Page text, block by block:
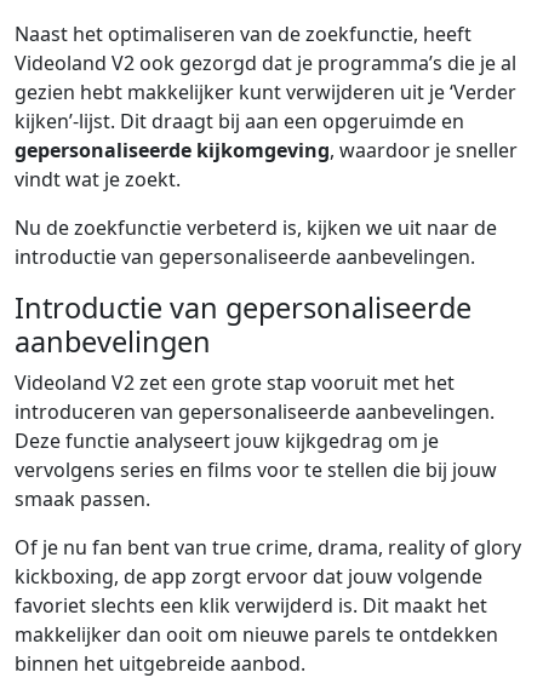
Naast het optimaliseren van de zoekfunctie, heeft
Videoland V2 ook gezorgd dat je programma’s die je al
gezien hebt makkelijker kunt verwijderen uit je ‘Verder
kijken’-lijst. Dit draagt bij aan een opgeruimde en
gepersonaliseerde kijkomgeving, waardoor je sneller
vindt wat je zoekt.
Nu de zoekfunctie verbeterd is, kijken we uit naar de
introductie van gepersonaliseerde aanbevelingen.
Introductie van gepersonaliseerde
aanbevelingen
Videoland V2 zet een grote stap vooruit met het
introduceren van gepersonaliseerde aanbevelingen.
Deze functie analyseert jouw kijkgedrag om je
vervolgens series en films voor te stellen die bij jouw
smaak passen.
Of je nu fan bent van true crime, drama, reality of glory
kickboxing, de app zorgt ervoor dat jouw volgende
favoriet slechts een klik verwijderd is. Dit maakt het
makkelijker dan ooit om nieuwe parels te ontdekken
binnen het uitgebreide aanbod.